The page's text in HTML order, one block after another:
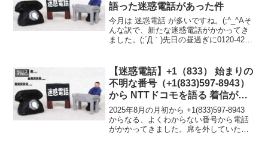
語った迷惑電話があった件
今月は 迷惑電話 が多いですね。(;^_^Aそ
んな訳で、新たな迷惑電話がかかってき
ました。(;´Д｀)先日の昼過ぎに0120-427-
きました。（笑）ど...
雑記
【迷惑電話】+1（833） 始まりの
不明な番号（+1(833)597-8943）
から NTTドコモを語る 着信があ
った件
2025年8月の月初から +1(833)597-8943
からなる、よくわからない番号から電話
がかかってきました。席を外していたの